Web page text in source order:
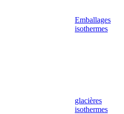
Emballages
isothermes
glacières
isothermes